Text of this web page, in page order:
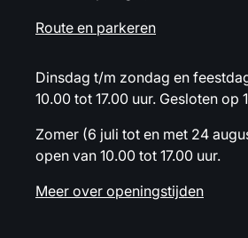
Route en parkeren
Dinsdag t/m zondag en
10.00 tot 17.00 uur. Gesloten op
Zomer (6 juli tot en met 24
open van 10.00 tot 17.00 uur.
Meer over openingstijden